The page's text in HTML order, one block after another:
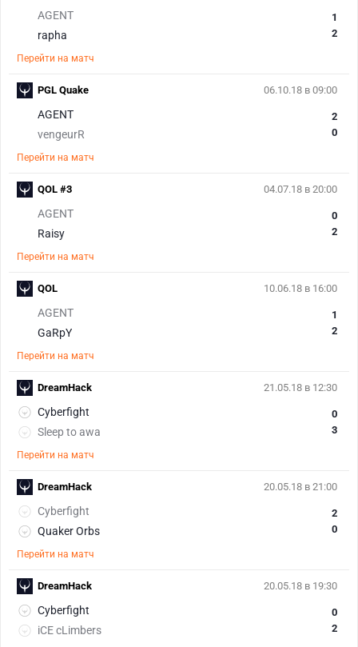
AGENT
rapha
1
2
Перейти на матч
06.10.18 в 09:00
AGENT
vengeurR
2
0
Перейти на матч
PGL Quake
04.07.18 в 20:00
AGENT
Raisy
0
2
Перейти на матч
QOL #3
10.06.18 в 16:00
AGENT
GaRpY
1
2
Перейти на матч
QOL
21.05.18 в 12:30
Cyberfight
Sleep to awa
0
3
Перейти на матч
DreamHack
20.05.18 в 21:00
Cyberfight
Quaker Orbs
2
0
Перейти на матч
DreamHack
20.05.18 в 19:30
Cyberfight
iCE cLimbers
0
2
DreamHack